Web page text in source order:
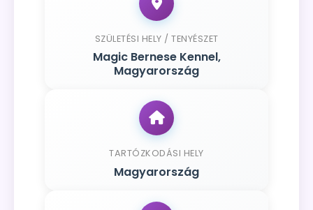
SZÜLETÉSI HELY / TENYÉSZET
Magic Bernese Kennel,
Magyarország
TARTÓZKODÁSI HELY
Magyarország